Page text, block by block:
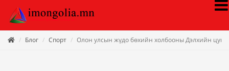
Блог Спорт Олон улсын жүдо бөхийн холбооны Дэлхийн